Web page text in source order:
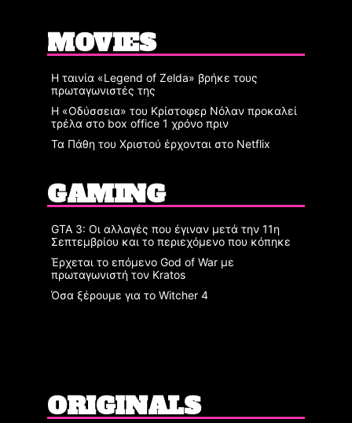
MOVIES
Η ταινία «Legend of Zelda» βρήκε τους
πρωταγωνιστές της
Η «Οδύσσεια» του Κρίστοφερ Νόλαν προκαλεί
τρέλα στο box office 1 χρόνο πριν
Τα Πάθη του Χριστού έρχονται στο Netflix
GAMING
GTA 3: Οι αλλαγές που έγιναν μετά την 11η
Σεπτεμβρίου και το περιεχόμενο που κόπηκε
Έρχεται το επόμενο God of War με
πρωταγωνιστή τον Kratos
Όσα ξέρουμε για το Witcher 4
ORIGINALS